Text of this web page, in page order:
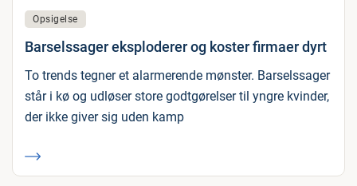
Opsigelse
Barselssager eksploderer og koster firmaer dyrt
To trends tegner et alarmerende mønster. Barselssager
står i kø og udløser store godtgørelser til yngre kvinder,
der ikke giver sig uden kamp